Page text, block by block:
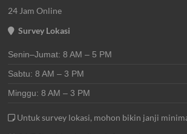
24 Jam Online
Survey Lokasi
Senin–Jumat: 8 AM – 5 PM
Sabtu: 8 AM – 3 PM
Minggu: 8 AM – 3 PM
Untuk survey lokasi, mohon bikin janji